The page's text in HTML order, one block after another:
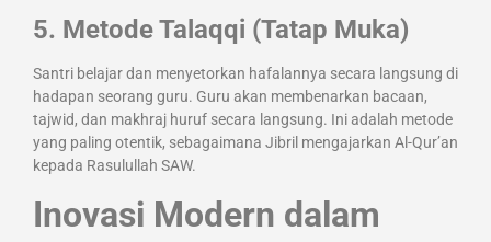
5. Metode Talaqqi (Tatap Muka)
Santri belajar dan menyetorkan hafalannya secara langsung di
hadapan seorang guru. Guru akan membenarkan bacaan,
tajwid, dan makhraj huruf secara langsung. Ini adalah metode
yang paling otentik, sebagaimana Jibril mengajarkan Al-Qur’an
kepada Rasulullah SAW.
Inovasi Modern dalam